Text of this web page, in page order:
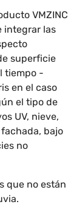
VMZINC
integrar las
superficie
tiempo -
en el caso
el tipo de
UV, nieve,
bajo
no
que no están